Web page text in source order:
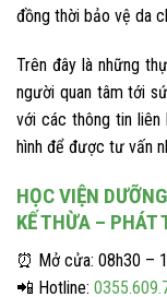
đồng thời bảo vệ da
Trên đây là những
người quan tâm tới
với các thông tin
hình để được tư vấn
HỌC VIỆN
KẾ THỪA – PHÁT
⏰ Mở cửa: 08h30 –
📲 Hotline: